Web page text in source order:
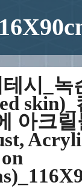
테시_녹
skin)_
아크릴